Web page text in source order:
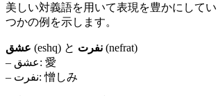
美しい対義語を用いて表現を豊かにしてい
つかの例を示します。
عشق (eshq) と نفرت (nefrat)
– عشق: 愛
– نفرت: 憎しみ